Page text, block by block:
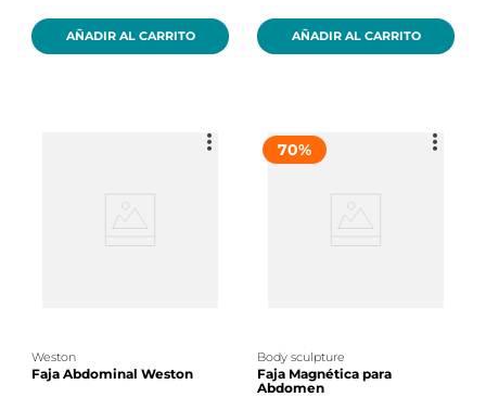
AÑADIR AL CARRITO AÑADIR AL CARRITO
weston
Faja Abdominal Weston
70%
body sculpture
Faja Magnética para
Abdomen